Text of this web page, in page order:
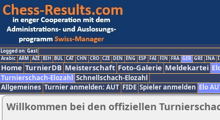
Logged on: Gast
Arabic ARM AZE BIH BUL CAT CHN CRO CZE DEN ENG ESP FAI FIN FRA GER GRE INA
Home TurnierDB Meisterschaft Foto-Galerie Meldekartei
Turnierschach-Elozahl Schnellschach-Elozahl
Allgemeines Turnier anmelden: AUT FIDE Spieler anmelden Elo
Willkommen bei den offiziellen